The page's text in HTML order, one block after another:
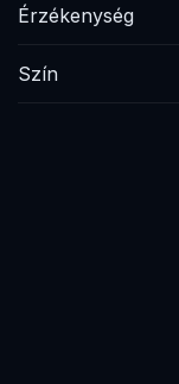
Érzékenység
Szín